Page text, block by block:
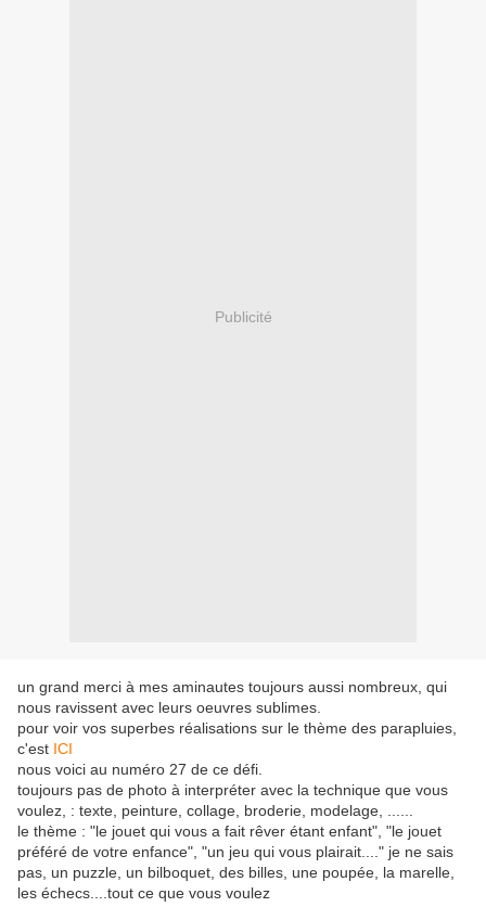
Publicité
un grand merci à mes aminautes toujours aussi nombreux, qui
nous ravissent avec leurs oeuvres sublimes.
pour voir vos superbes réalisations sur le thème des parapluies,
c'est ICI
nous voici au numéro 27 de ce défi.
toujours pas de photo à interpréter avec la technique que vous
voulez, : texte, peinture, collage, broderie, modelage, ......
le thème : "le jouet qui vous a fait rêver étant enfant", "le jouet
préféré de votre enfance", "un jeu qui vous plairait...." je ne sais
pas, un puzzle, un bilboquet, des billes, une poupée, la marelle,
les échecs....tout ce que vous voulez